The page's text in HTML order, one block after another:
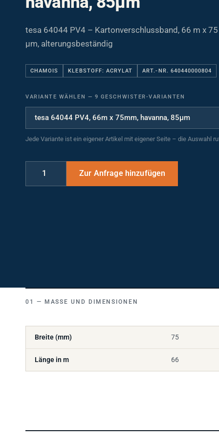
tesa 64044 PV4 – Kartonverschlussband, 66 m x 75
µm, alterungsbeständig
CHAMOIS KLEBSTOFF: ACRYLAT ART.-NR. 640440000804
VARIANTE WÄHLEN — 9 GESCHWISTER-VARIANTEN
Jede Variante ist ein eigener Artikel mit eigener Seite – die Auswahl
MASSE UND DIMENSIONEN
Breite (mm) 75
Länge in m 66